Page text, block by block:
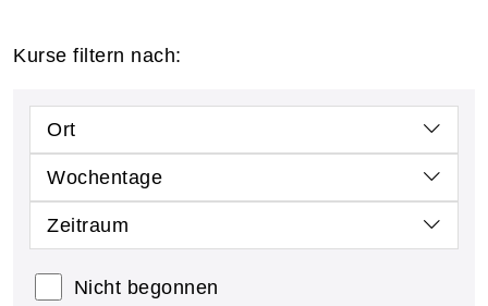
Kurse filtern nach:
Ort
Wochentage
Zeitraum
Nicht begonnen